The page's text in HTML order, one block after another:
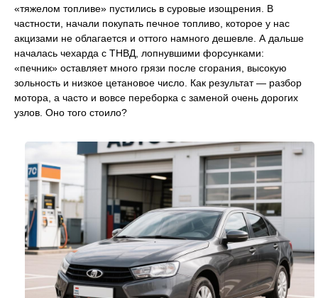
«тяжелом топливе» пустились в суровые изощрения. В
частности, начали покупать печное топливо, которое у нас
акцизами не облагается и оттого намного дешевле. А дальше
началась чехарда с ТНВД, лопнувшими форсунками:
«печник» оставляет много грязи после сгорания, высокую
зольность и низкое цетановое число. Как результат — разбор
мотора, а часто и вовсе переборка с заменой очень дорогих
узлов. Оно того стоило?